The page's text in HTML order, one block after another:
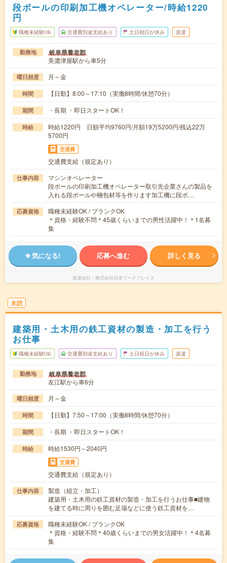
段ボールの印刷加工機オペレーター/時給1220
円
職種未経験OK 交通費別途支給あり 土日祝日が休み 派遣
勤務地 岐阜県養老郡
美濃津屋駅から車5分
曜日頻度 月～金
時間 【日勤】8:00～17:10（実働8時間/休憩70分）
期間 ・長期 ・即日スタートOK！
時給
時給1220円 日額平均9760円/月額19万5200円/残込22万
5700円
交通費
交通費支給（規定あり）
仕事内容
マシンオペレーター
段ボールの印刷加工機オペレーター取引先企業さんの製品を
入れる段ボールや梱包材等を作ります加工機に段ボ…
応募資格
職種未経験OK / ブランクOK
＊資格・経験不問＊45歳くらいまでの男性活躍中！＊1名募
集
気になる! 応募へ進む 詳しく見る
派遣会社 株式会社日本ワークプレイス
未読
建築用・土木用の鉄工資材の製造・加工を行う
お仕事
職種未経験OK 交通費別途支給あり 土日祝日が休み 派遣
勤務地 岐阜県養老郡
友江駅から車6分
曜日頻度 月～金
時間 【日勤】7:50～17:00（実働8時間/休憩70分）
期間 ・長期 ・即日スタートOK！
時給 時給1530円～2040円
交通費
交通費支給（規定あり）
仕事内容
製造（組立・加工）
建築用・土木用の鉄工資材の製造・加工を行うお仕事■建物
を建てる時に周りを囲む足場などに使う鉄工資材を…
応募資格
職種未経験OK / ブランクOK
＊資格・経験不問＊40歳くらいまでの男女活躍中！＊4名募
集